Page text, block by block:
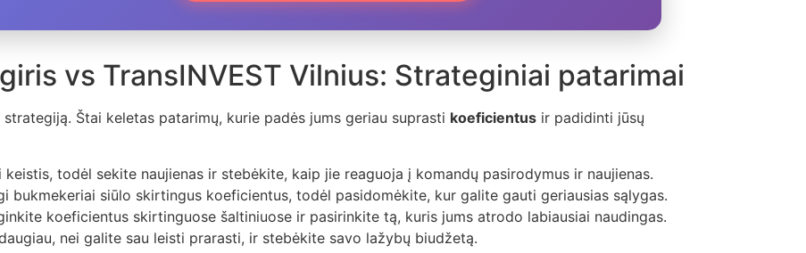
vs TransINVEST Vilnius: Strateginiai patarimai
Štai keletas patarimų, kurie padės jums geriau suprasti koeficientus ir padidinti jūsų
todėl sekite naujienas ir stebėkite, kaip jie reaguoja į komandų pasirodymus ir naujienas.
bukmekeriai siūlo skirtingus koeficientus, todėl pasidomėkite, kur galite gauti geriausias sąlygas.
koeficientus skirtinguose šaltiniuose ir pasirinkite tą, kuris jums atrodo labiausiai naudingas.
nei galite sau leisti prarasti, ir stebėkite savo lažybų biudžetą.